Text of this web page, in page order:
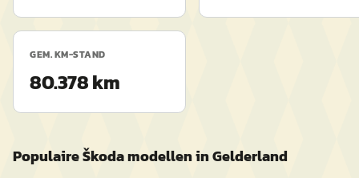
GEM. KM-STAND
80.378 km
PopulaireŠkodamodellen inGelderland